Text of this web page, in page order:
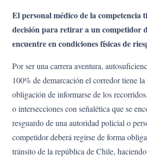
El personal médico de la competencia
decisión para retirar a un competidor
encuentre en condiciones físicas de
Por ser una carrera aventura,
100% de demarcación el corredor tiene
obligación de informarse de los
o intersecciones con señalética que se
resguardo de una autoridad policial o
competidor deberá regirse de forma
tránsito de la república de Chile,